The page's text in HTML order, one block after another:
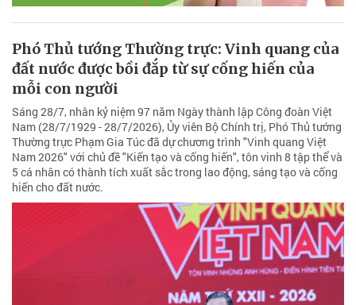
Phó Thủ tướng Thường trực: Vinh quang của
đất nước được bồi đắp từ sự cống hiến của
mỗi con người
Sáng 28/7, nhân kỷ niệm 97 năm Ngày thành lập Công đoàn Việt
Nam (28/7/1929 - 28/7/2026), Ủy viên Bộ Chính trị, Phó Thủ tướng
Thường trực Phạm Gia Túc đã dự chương trình "Vinh quang Việt
Nam 2026" với chủ đề "Kiến tạo và cống hiến", tôn vinh 8 tập thể và
5 cá nhân có thành tích xuất sắc trong lao động, sáng tạo và cống
hiến cho đất nước.